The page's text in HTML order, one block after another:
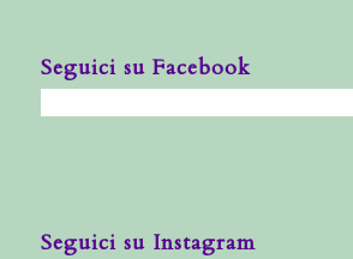
Seguici su Facebook
Seguici su Instagram